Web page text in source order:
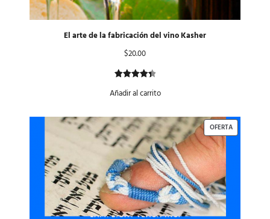
El arte de la fabricación del vino Kasher
$20.00
con 4.50
base a
valoraciones
de
clientes
Añadir al carrito
OFERTA